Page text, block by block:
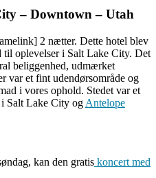
– Downtown – Utah
2 nætter. Dette hotel blev
oplevelser i Salt Lake City. Det
beliggenhed, udmærket
var et fint udendørsområde og
i vores ophold. Stedet var et
Salt Lake City og Antelope
kan den gratis koncert med